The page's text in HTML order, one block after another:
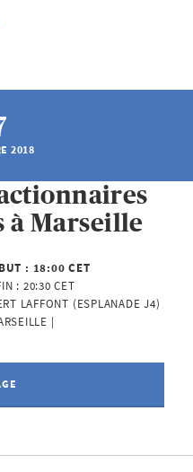
2018
Marseille
: 18:00 CET
: 20:30 CET
LAFFONT (ESPLANADE J4)
|